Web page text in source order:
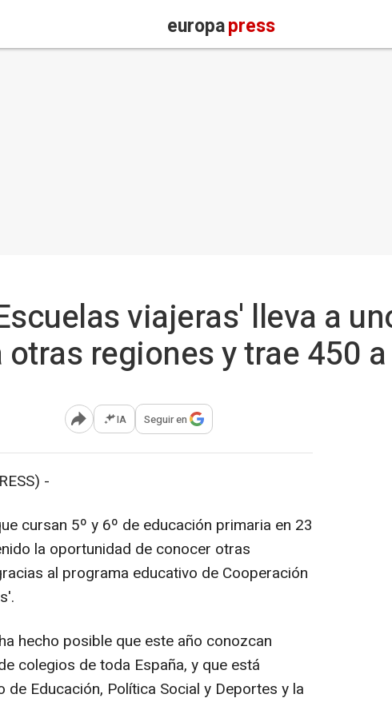
europapress
viajeras' lleva a
regiones y trae 450
Abrir opciones para compartir
IA Seguir en
-
cursan 5º y 6º de educación primaria en 23
la oportunidad de conocer otras
al programa educativo de Cooperación
hecho posible que este año conozcan
colegios de toda España, y que está
Educación, Política Social y Deportes y la